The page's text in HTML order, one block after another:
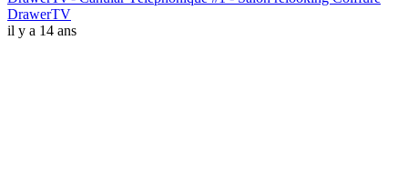
DrawerTV
il y a 14 ans